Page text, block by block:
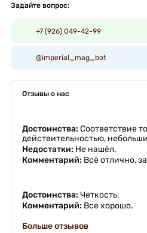
Задайте вопрос:
+7 (926) 049-42-99
@imperial_mag_bot
Отзывы о нас
Достоинства: Соответствие
действительностью,
Недостатки: Не нашёл.
Комментарий: Всё отлично,
Достоинства: Четкость.
Комментарий: Все хорошо.
Больше отзывов